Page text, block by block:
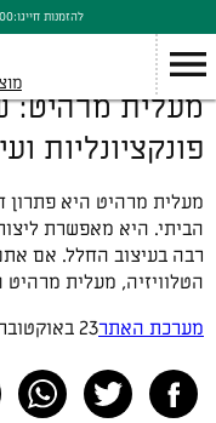
להזמנות חייגו:
מעלית מרהיט:
פונקציונליות
מעלית מרהיט היא פתרון
הביתי. היא מאפשרת
רבה בעיצוב החלל. אם
הטלוויזיה, מעלית
מערכת האתר23 באוקטובר 2024